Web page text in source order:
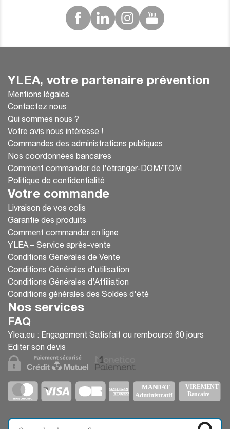
YLEA, votre partenaire prévention
Mentions légales
Contactez nous
Qui sommes nous ?
Votre avis nous intéresse !
Commandes des administrations publiques
Nos coordonnées bancaires
Comment commander de l'étranger-DOM/TOM
Politique de confidentialité
Votre commande
Livraison de vos colis
Garantie des produits
Comment commander en ligne
YLEA – Service après-vente
Conditions Générales de Vente
Conditions Générales d'utilisation
Conditions Générales d’Affiliation
Conditions générales des Soldes d'été
Nos services
FAQ
Ylea.eu : Engagement Satisfait ou remboursé 60 jours
Editer son devis